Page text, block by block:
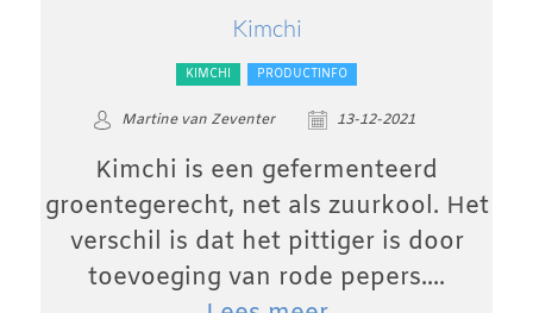
Kimchi
KIMCHI PRODUCTINFO
Martine van Zeventer 13-12-2021
Kimchi is een gefermenteerd
groentegerecht, net als zuurkool. Het
verschil is dat het pittiger is door
toevoeging van rode pepers....